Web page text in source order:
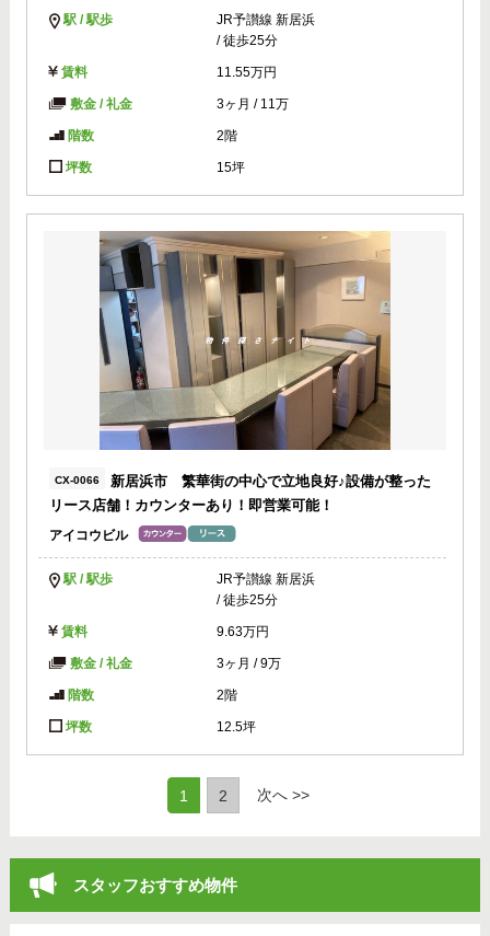
駅 / 駅歩
JR予讃線 新居浜
/ 徒歩25分
賃料 11.55万円
敷金 / 礼金 3ヶ月 / 11万
階数 2階
坪数 15坪
CX-0066
新居浜市 繁華街の中心で立地良好♪設備が整った
リース店舗！カウンターあり！即営業可能！
アイコウビル
駅 / 駅歩
JR予讃線 新居浜
/ 徒歩25分
賃料 9.63万円
敷金 / 礼金 3ヶ月 /9万
階数 2階
坪数 12.5坪
1 (current)
2 次へ >>
スタッフおすすめ物件